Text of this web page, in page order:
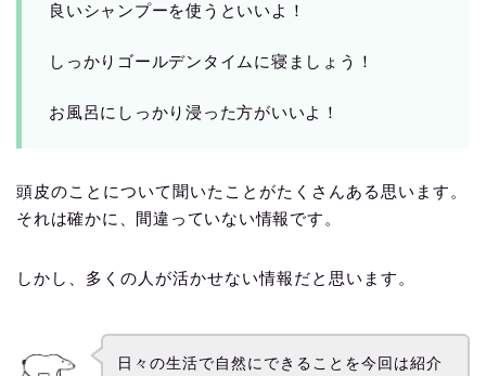
良いシャンプーを使うといいよ！
しっかりゴールデンタイムに寝ましょう！
お風呂にしっかり浸った方がいいよ！
頭皮のことについて聞いたことがたくさんある思います。
それは確かに、間違っていない情報です。
しかし、多くの人が活かせない情報だと思います。
日々の生活で自然にできることを今回は紹介